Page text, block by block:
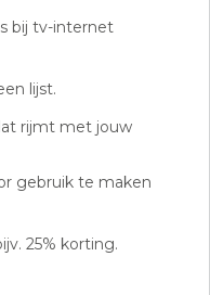
bij tv-internet
lijst.
rijmt met jouw
gebruik te maken
25% korting.